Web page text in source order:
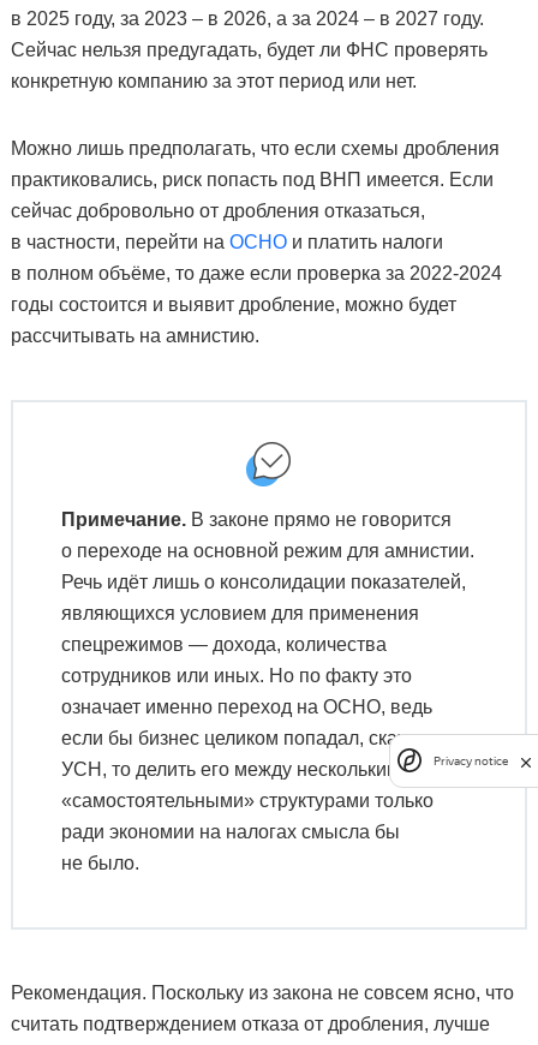
в 2025 году, за 2023 – в 2026, а за 2024 – в 2027 году.
Сейчас нельзя предугадать, будет ли ФНС проверять
конкретную компанию за этот период или нет.
Можно лишь предполагать, что если схемы дробления
практиковались, риск попасть под ВНП имеется. Если
сейчас добровольно от дробления отказаться,
в частности, перейти на ОСНОи платить налоги
в полном объёме, то даже если проверка за 2022-2024
годы состоится и выявит дробление, можно будет
рассчитывать на амнистию.
Примечание.В законе прямо не говорится
о переходе на основной режим для амнистии.
Речь идёт лишь о консолидации показателей,
являющихся условием для применения
спецрежимов — дохода, количества
сотрудников или иных. Но по факту это
означает именно переход на ОСНО, ведь
если бы бизнес целиком попадал, скажем, под
УСН, то делить его между несколькими
«самостоятельными» структурами только
ради экономии на налогах смысла бы
не было.
Рекомендация. Поскольку из закона не совсем ясно, что
считать подтверждением отказа от дробления, лучше
Privacy notice